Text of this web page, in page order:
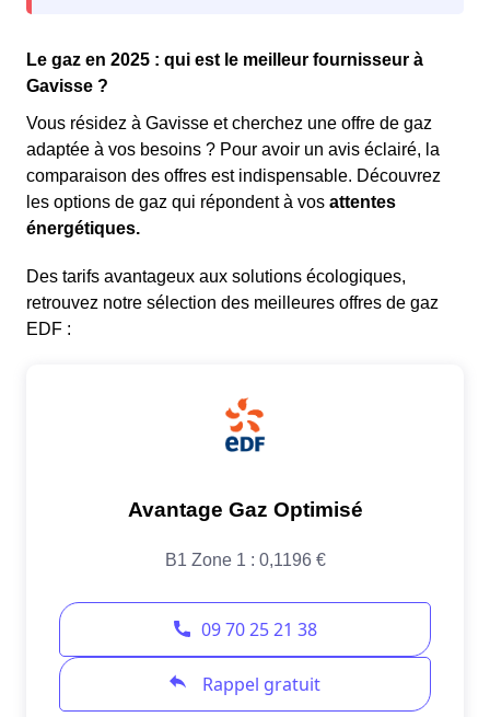
Le gaz en 2025 : qui est le meilleur fournisseur à
Gavisse ?
Vous résidez à Gavisse et cherchez une offre de gaz
adaptée à vos besoins ? Pour avoir un avis éclairé, la
comparaison des offres est indispensable. Découvrez
les options de gaz qui répondent à vos attentes
énergétiques.
Des tarifs avantageux aux solutions écologiques,
retrouvez notre sélection des meilleures offres de gaz
EDF :